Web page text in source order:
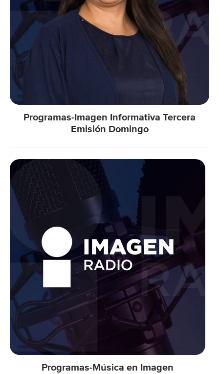
Programas-Imagen Informativa Tercera
Emisión Domingo
Programas-Música en Imagen